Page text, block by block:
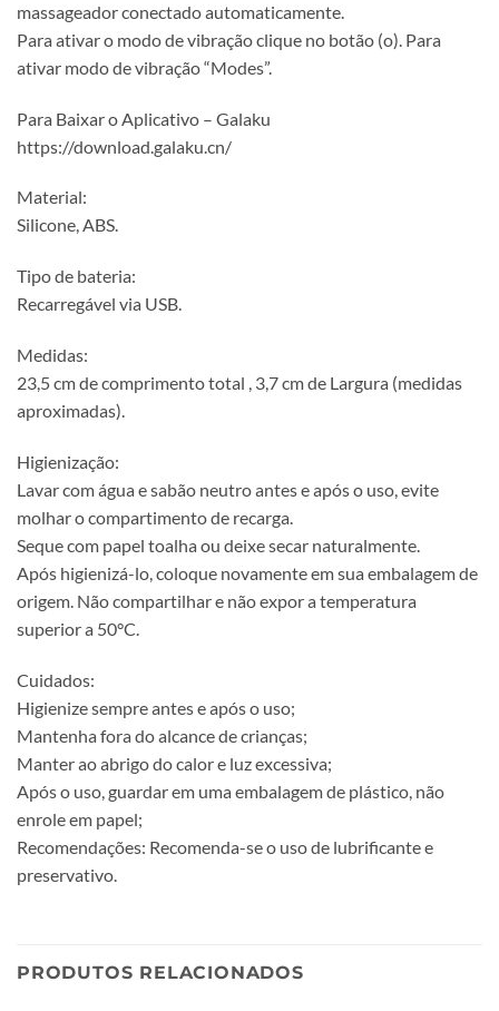
massageador conectado automaticamente.
Para ativar o modo de vibração clique no botão (o). Para
ativar modo de vibração “Modes”.
Para Baixar o Aplicativo – Galaku
https://download.galaku.cn/
Material:
Silicone, ABS.
Tipo de bateria:
Recarregável via USB.
Medidas:
23,5 cm de comprimento total , 3,7 cm de Largura (medidas
aproximadas).
Higienização:
Lavar com água e sabão neutro antes e após o uso, evite
molhar o compartimento de recarga.
Seque com papel toalha ou deixe secar naturalmente.
Após higienizá-lo, coloque novamente em sua embalagem de
origem. Não compartilhar e não expor a temperatura
superior a 50°C.
Cuidados:
Higienize sempre antes e após o uso;
Mantenha fora do alcance de crianças;
Manter ao abrigo do calor e luz excessiva;
Após o uso, guardar em uma embalagem de plástico, não
enrole em papel;
Recomendações: Recomenda-se o uso de lubrificante e
preservativo.
PRODUTOS RELACIONADOS